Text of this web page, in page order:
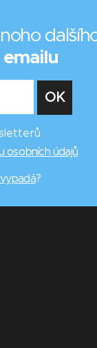
osobních údajů
?